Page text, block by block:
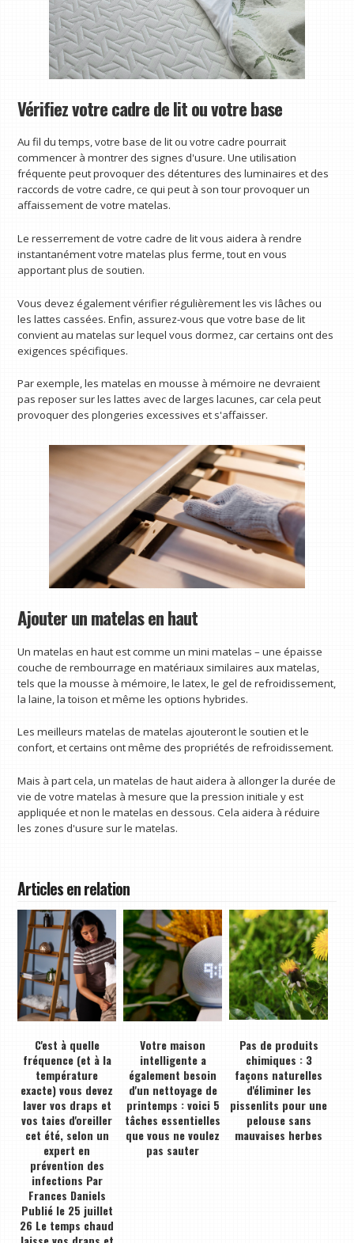
Vérifiez votre cadre de lit ou votre base
Au fil du temps, votre base de lit ou votre cadre pourrait
commencer à montrer des signes d'usure. Une utilisation
fréquente peut provoquer des détentures des luminaires et des
raccords de votre cadre, ce qui peut à son tour provoquer un
affaissement de votre matelas.
Le resserrement de votre cadre de lit vous aidera à rendre
instantanément votre matelas plus ferme, tout en vous
apportant plus de soutien.
Vous devez également vérifier régulièrement les vis lâches ou
les lattes cassées. Enfin, assurez-vous que votre base de lit
convient au matelas sur lequel vous dormez, car certains ont des
exigences spécifiques.
Par exemple, les matelas en mousse à mémoire ne devraient
pas reposer sur les lattes avec de larges lacunes, car cela peut
provoquer des plongeries excessives et s'affaisser.
Ajouter un matelas en haut
Un matelas en haut est comme un mini matelas – une épaisse
couche de rembourrage en matériaux similaires aux matelas,
tels que la mousse à mémoire, le latex, le gel de refroidissement,
la laine, la toison et même les options hybrides.
Les meilleurs matelas de matelas ajouteront le soutien et le
confort, et certains ont même des propriétés de refroidissement.
Mais à part cela, un matelas de haut aidera à allonger la durée de
vie de votre matelas à mesure que la pression initiale y est
appliquée et non le matelas en dessous. Cela aidera à réduire
les zones d'usure sur le matelas.
Articles en relation
C'est à quelle
fréquence (et à la
température
exacte) vous devez
laver vos draps et
vos taies d'oreiller
cet été, selon un
expert en
prévention des
infections Par
Frances Daniels
Publié le 25 juillet
26 Le temps chaud
Votre maison
intelligente a
également besoin
d'un nettoyage de
printemps : voici 5
tâches essentielles
que vous ne voulez
pas sauter
Pas de produits
chimiques : 3
façons naturelles
d'éliminer les
pissenlits pour une
pelouse sans
mauvaises herbes